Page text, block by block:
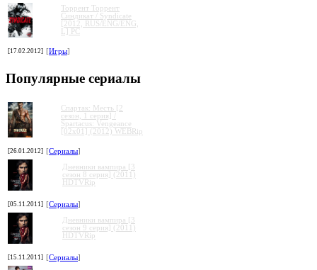
Торрент Торрент
Cиндикат / Syndicate
[2012, RUS/ENG/ENG,
L] PC
[17.02.2012] [Игры]
Популярные сериалы
Спартак: Месть [2
сезон, 1 серия] /
Spartacus: Vengeance
[02x01] (2012) WEBRip
[26.01.2012] [Сериалы]
Дневники вампира [3
сезон 8 серия] (2011)
HDTVRip
[05.11.2011] [Сериалы]
Дневники вампира [3
сезон 9 серия] (2011)
HDTVRip
[15.11.2011] [Сериалы]